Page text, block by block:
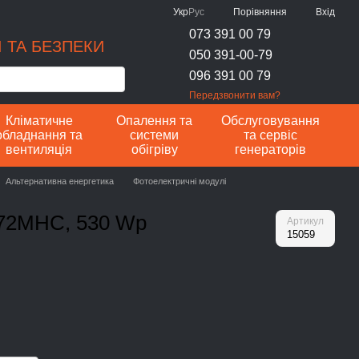
УкрРус Порівняння Вхід
БЕЗПЕКИ
073 391 00 79
050 391-00-79
096 391 00 79
Передзвонити вам?
Кліматичне
та
вентиляція
Опалення та
системи
обігріву
Обслуговування
та сервіс
генераторів
Альтернативна енергетика Фотоелектричні модулі
530 Wp Артикул
15059